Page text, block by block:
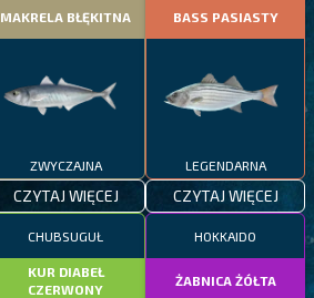
MAKRELA BŁĘKITNA
ZWYCZAJNA
CZYTAJ WIĘCEJ
BASS PASIASTY
LEGENDARNA
CZYTAJ WIĘCEJ
CHUBSUGUŁ
KUR DIABEŁ
CZERWONY
HOKKAIDO
ŻABNICA ŻÓŁTA